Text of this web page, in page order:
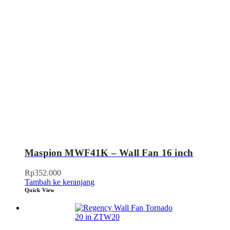
Maspion MWF41K – Wall Fan 16 inch
Rp352.000
Tambah ke keranjang
Quick View